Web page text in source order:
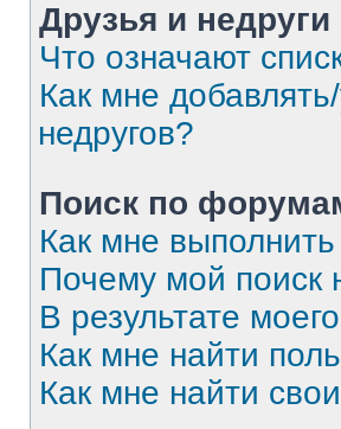
Друзья и недруги
Что означают
Как мне
недругов?
Поиск по
Как мне
Почему мой поиск
В результате
Как мне найти
Как мне найти